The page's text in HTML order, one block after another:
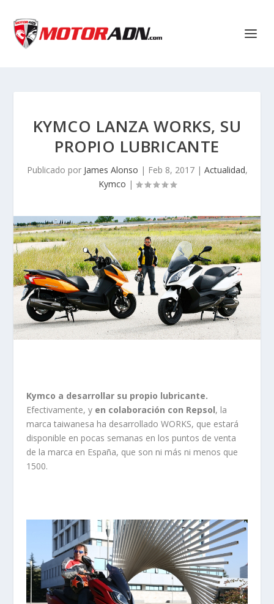
KYMCO LANZA WORKS, SU
PROPIO LUBRICANTE
Publicado por James Alonso | Feb 8, 2017| Actualidad,
Kymco |
Kymco a desarrollar su propio lubricante.
Efectivamente, y en colaboración con Repsol, la
marca taiwanesa ha desarrollado WORKS, que estará
disponible en pocas semanas en los puntos de venta
de la marca en España, que son ni más ni menos que
1500.